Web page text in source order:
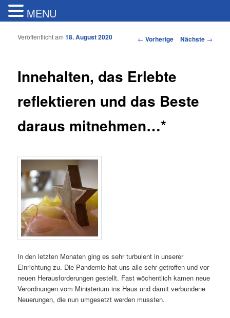
Artikelnavigation
← Vorherige Nächste →
Innehalten, das Erlebte
reflektieren und das Beste
daraus mitnehmen…*
Veröffentlicht am18. August 2020
In den letzten Monaten ging es sehr turbulent in unserer
Einrichtung zu. Die Pandemie hat uns alle sehr getroffen und vor
neuen Herausforderungen gestellt. Fast wöchentlich kamen neue
Verordnungen vom Ministerium ins Haus und damit verbundene
Neuerungen, die nun umgesetzt werden mussten.
MENU